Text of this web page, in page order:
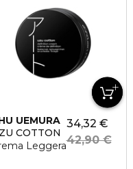
UEMURA
COTTON
Leggera
34,32 €
42,90 €